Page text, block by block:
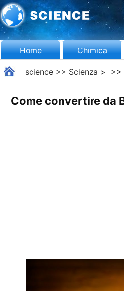
Home Chimica
science>> Scienza > >>
Come convertire da